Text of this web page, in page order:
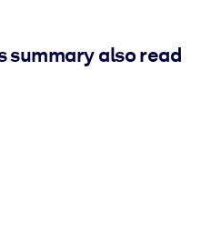
summary also read